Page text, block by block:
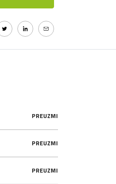
PREUZMI
PREUZMI
PREUZMI